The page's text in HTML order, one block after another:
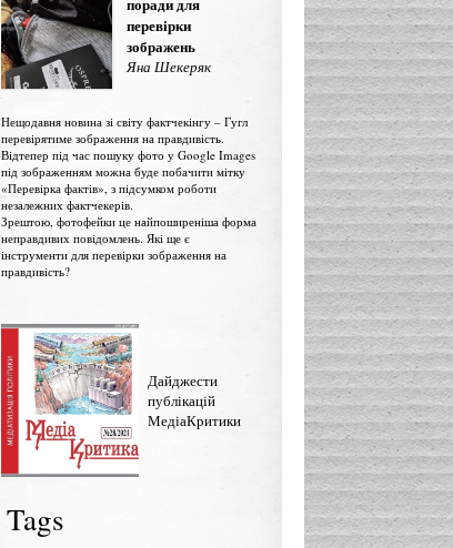
перевірки
зображень
Яна Шекеряк
Нещодавня новина зі світу фактчекінгу – Гугл
перевірятиме зображення на правдивість.
Відтепер під час пошуку фото у Google Images
під зображенням можна буде побачити мітку
«Перевірка фактів», з підсумком роботи
незалежних фактчекерів.
Зрештою, фотофейки це найпоширеніша форма
неправдивих повідомлень. Які ще є
інструменти для перевірки зображення на
правдивість?
Дайджести
публікацій
МедіаКритики
Tags